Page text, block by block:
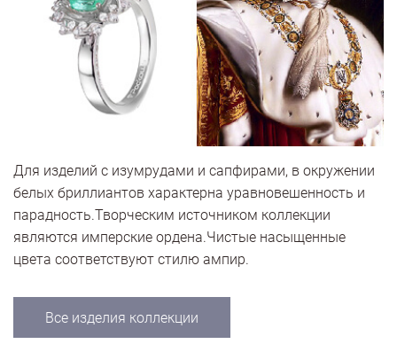
Для изделий с изумрудами и сапфирами, в окружении
белых бриллиантов характерна уравновешенность и
парадность.Творческим источником коллекции
являются имперские ордена.Чистые насыщенные
цвета соответствуют стилю ампир.
Все изделия коллекции